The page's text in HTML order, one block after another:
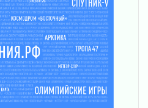
«Избушка-
Водяной